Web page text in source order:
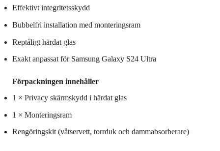
Effektivt integritetsskydd
Bubbel­fri installation med monteringsram
Reptåligt härdat glas
Exakt anpassat för Samsung Galaxy S24 Ultra
Förpackningen innehåller
1 × Privacy skärmskydd i härdat glas
1 × Monteringsram
Rengöringskit (våtservett, torrduk och dammabsorberare)